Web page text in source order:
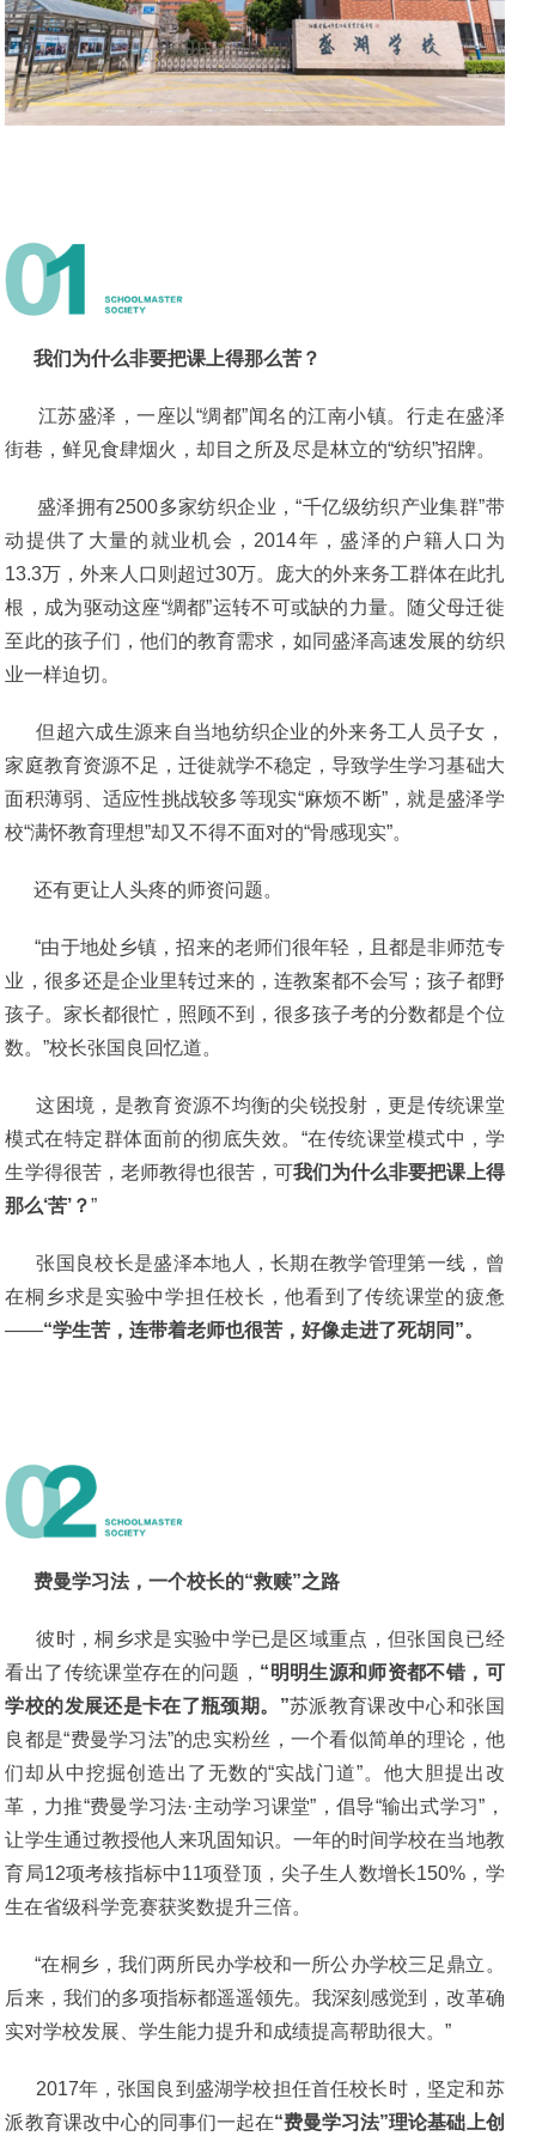
我们为什么非要把课上得那么苦？
江苏盛泽，一座以“绸都”闻名的江南小镇。行走在盛泽
街巷，鲜见食肆烟火，却目之所及尽是林立的“纺织”招牌。
盛泽拥有2500多家纺织企业，“千亿级纺织产业集群”带
动提供了大量的就业机会，2014年，盛泽的户籍人口为
13.3万，外来人口则超过30万。庞大的外来务工群体在此扎
根，成为驱动这座“绸都”运转不可或缺的力量。随父母迁徙
至此的孩子们，他们的教育需求，如同盛泽高速发展的纺织
业一样迫切。
但超六成生源来自当地纺织企业的外来务工人员子女，
家庭教育资源不足，迁徙就学不稳定，导致学生学习基础大
面积薄弱、适应性挑战较多等现实“麻烦不断”，就是盛泽学
校“满怀教育理想”却又不得不面对的“骨感现实”。
还有更让人头疼的师资问题。
“由于地处乡镇，招来的老师们很年轻，且都是非师范专
业，很多还是企业里转过来的，连教案都不会写；孩子都野
孩子。家长都很忙，照顾不到，很多孩子考的分数都是个位
数。”校长张国良回忆道。
这困境，是教育资源不均衡的尖锐投射，更是传统课堂
模式在特定群体面前的彻底失效。“在传统课堂模式中，学
生学得很苦，老师教得也很苦，可我们为什么非要把课上得
那么‘苦’？”
张国良校长是盛泽本地人，长期在教学管理第一线，曾
在桐乡求是实验中学担任校长，他看到了传统课堂的疲惫
——“学生苦，连带着老师也很苦，好像走进了死胡同”。
费曼学习法，一个校长的“救赎”之路
彼时，桐乡求是实验中学已是区域重点，但张国良已经
看出了传统课堂存在的问题， “明明生源和师资都不错，可
学校的发展还是卡在了瓶颈期。”苏派教育课改中心和张国
良都是“费曼学习法”的忠实粉丝，一个看似简单的理论，他
们却从中挖掘创造出了无数的“实战门道”。他大胆提出改
革，力推“费曼学习法·主动学习课堂”，倡导“输出式学习”，
让学生通过教授他人来巩固知识。一年的时间学校在当地教
育局12项考核指标中11项登顶，尖子生人数增长150%，学
生在省级科学竞赛获奖数提升三倍。
“在桐乡，我们两所民办学校和一所公办学校三足鼎立。
后来，我们的多项指标都遥遥领先。我深刻感觉到，改革确
实对学校发展、学生能力提升和成绩提高帮助很大。”
2017年，张国良到盛湖学校担任首任校长时，坚定和苏
派教育课改中心的同事们一起在“费曼学习法”理论基础上创